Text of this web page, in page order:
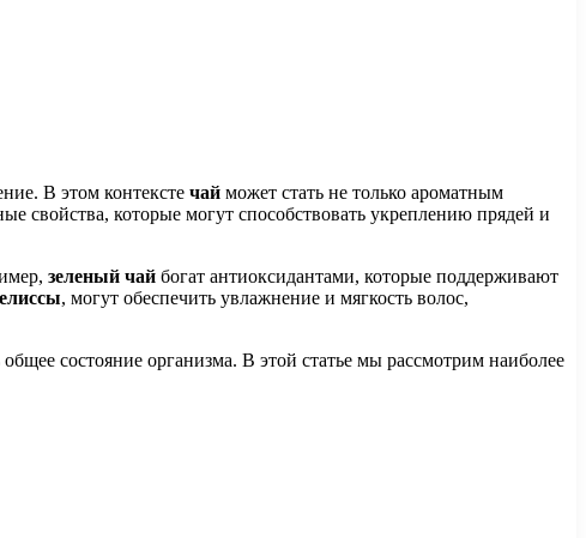
В этом контексте чай может стать не только ароматным
свойства, которые могут способствовать укреплению прядей и
зеленый чай богат антиоксидантами, которые поддерживают
, могут обеспечить увлажнение и мягкость волос,
состояние организма. В этой статье мы рассмотрим наиболее